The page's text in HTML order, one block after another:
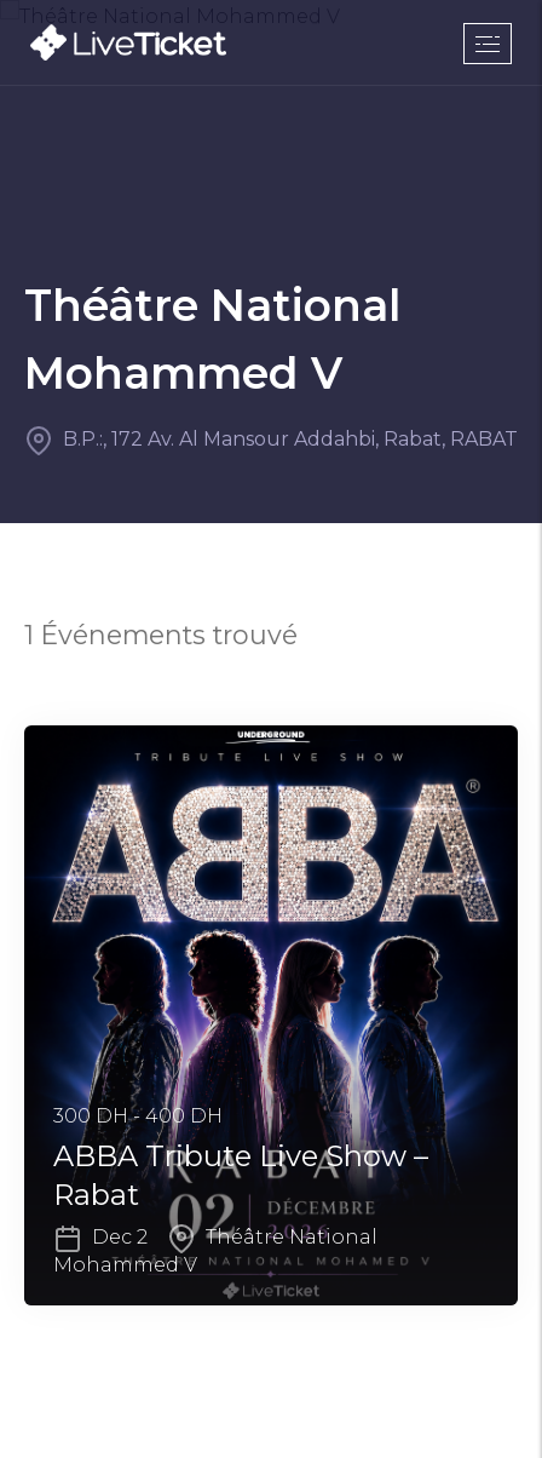
Théâtre National
Mohammed V
B.P.:, 172 Av. Al Mansour Addahbi, Rabat, RABAT
1 Événements trouvé
300 DH - 400 DH
ABBA Tribute Live Show –
Rabat
Dec 2
Théâtre National
Mohammed V